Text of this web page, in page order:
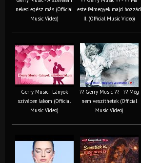
neked egész más (Official
Music Video)
este felmegyek majd hozzád
II. (Official Music Video)
Gerry Music - Lányok
szívében lakom (Official
Music Video)
?? Gerry Music ?? - ?? Még
nem veszíthetek (Official
Music Video)